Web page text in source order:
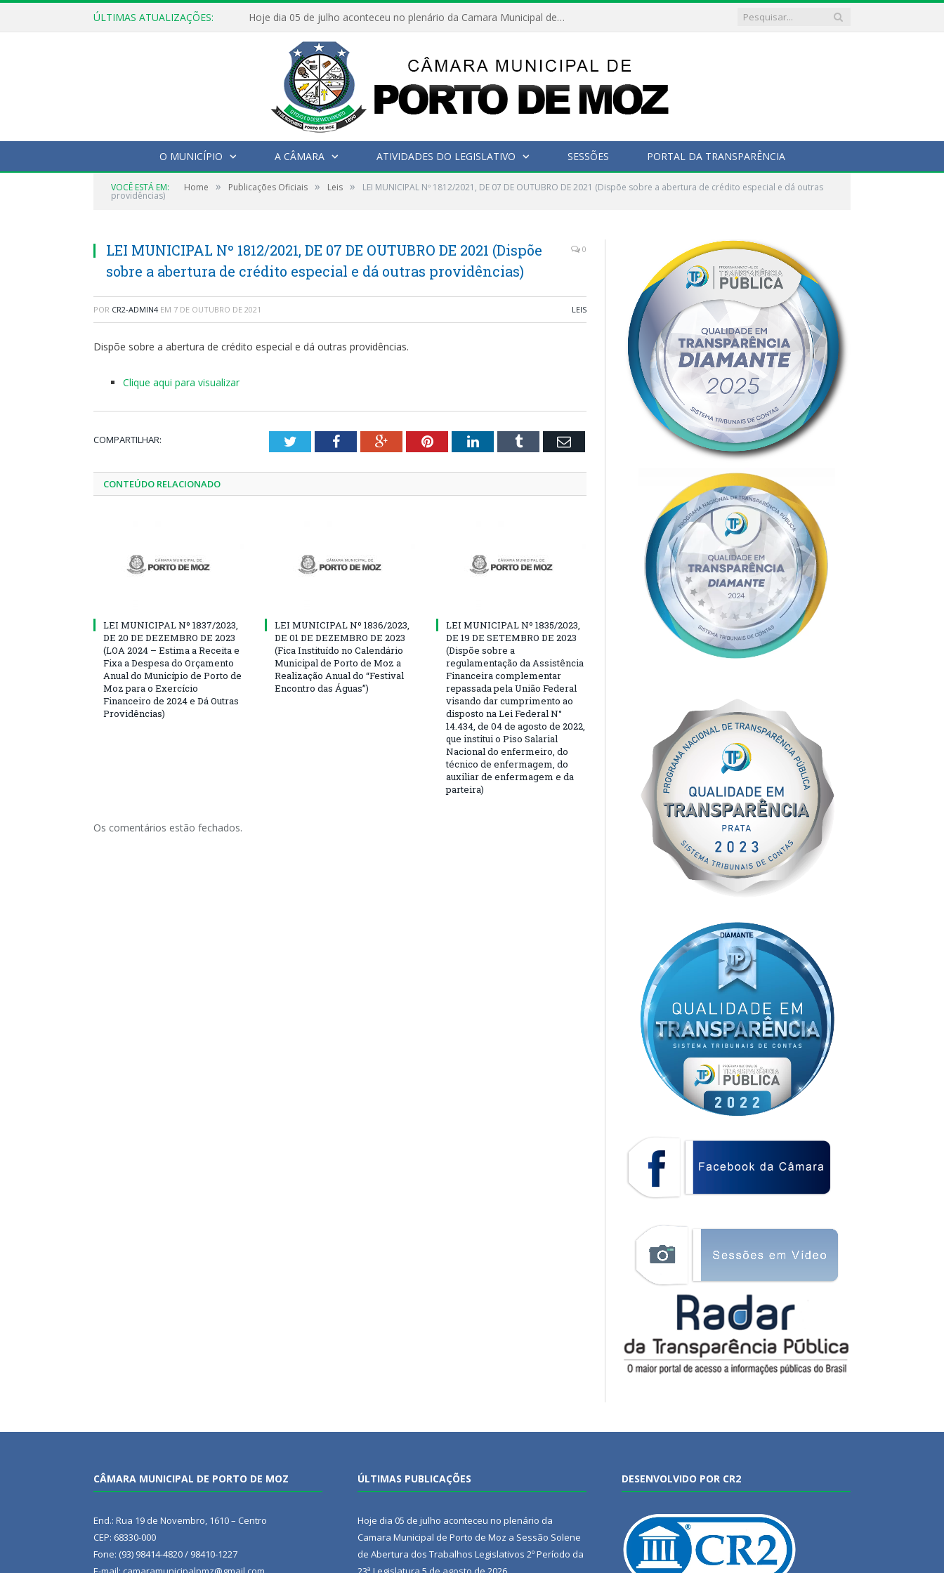
ÚLTIMAS ATUALIZAÇÕES: Hoje dia 05 de julho aconteceu no plenário da Camara Municipal de Porto de Moz a Sessão Solene de Abertura dos Trabalhos Legislativos 2º Período da 23ª Legislatura
O MUNICÍPIO A CÂMARA ATIVIDADES DO LEGISLATIVO SESSÕES PORTAL DA TRANSPARÊNCIA
VOCÊ ESTÁ EM: Home » Publicações Oficiais » Leis » LEI MUNICIPAL Nº 1812/2021, DE 07 DE OUTUBRO DE 2021 (Dispõe sobre a abertura de crédito especial e dá outras
providências)
LEI MUNICIPAL Nº 1812/2021, DE 07 DE OUTUBRO DE 2021 (Dispõe
sobre a abertura de crédito especial e dá outras providências)
0
POR CR2-ADMIN4 EM 7 DE OUTUBRO DE 2021 LEIS
Dispõe sobre a abertura de crédito especial e dá outras providências.
Clique aqui para visualizar
COMPARTILHAR: TwitterFacebookGoogle+PinterestLinkedInTumblr Email
CONTEÚDO RELACIONADO
LEI MUNICIPAL Nº 1837/2023,
DE 20 DE DEZEMBRO DE 2023
(LOA 2024 – Estima a Receita e
Fixa a Despesa do Orçamento
Anual do Município de Porto de
Moz para o Exercício
Financeiro de 2024 e Dá Outras
Providências)
LEI MUNICIPAL Nº 1836/2023,
DE 01 DE DEZEMBRO DE 2023
(Fica Instituído no Calendário
Municipal de Porto de Moz a
Realização Anual do “Festival
Encontro das Águas”)
LEI MUNICIPAL Nº 1835/2023,
DE 19 DE SETEMBRO DE 2023
(Dispõe sobre a
regulamentação da Assistência
Financeira complementar
repassada pela União Federal
visando dar cumprimento ao
disposto na Lei Federal N°
14.434, de 04 de agosto de 2022,
que institui o Piso Salarial
Nacional do enfermeiro, do
técnico de enfermagem, do
auxiliar de enfermagem e da
parteira)
Os comentários estão fechados.
CÂMARA MUNICIPAL DE PORTO DE MOZ
End.: Rua 19 de Novembro, 1610 – Centro
CEP: 68330-000
Fone: (93) 98414-4820 / 98410-1227
ÚLTIMAS PUBLICAÇÕES
Hoje dia 05 de julho aconteceu no plenário da
Camara Municipal de Porto de Moz a Sessão Solene
de Abertura dos Trabalhos Legislativos 2º Período da
DESENVOLVIDO POR CR2